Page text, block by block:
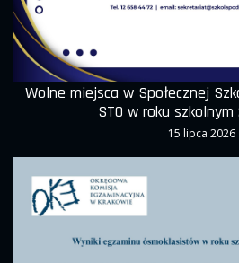
Wolne miejsca w Społecznej
STO w roku
15 lipca 2026